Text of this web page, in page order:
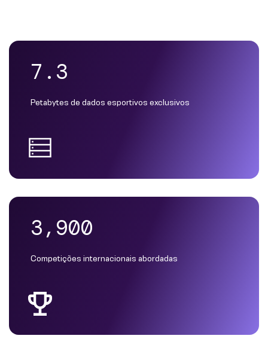
7.3
Petabytes de dados esportivos exclusivos
3,900
Competições internacionais abordadas